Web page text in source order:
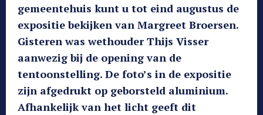
gemeentehuis kunt u tot eind augustus de
expositie bekijken van Margreet Broersen.
Gisteren was wethouder Thijs Visser
aanwezig bij de opening van de
tentoonstelling. De foto’s in de expositie
zijn afgedrukt op geborsteld aluminium.
Afhankelijk van het licht geeft dit